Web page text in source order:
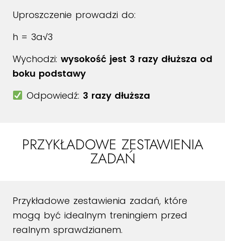
Uproszczenie prowadzi do:
h = 3a√3
Wychodzi: wysokość jest 3 razy dłuższa od
boku podstawy
Odpowiedź: 3 razy dłuższa
PRZYKŁADOWE ZESTAWIENIA
ZADAŃ
Przykładowe zestawienia zadań, które
mogą być idealnym treningiem przed
realnym sprawdzianem.